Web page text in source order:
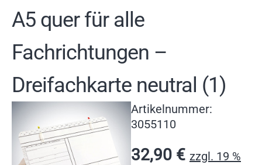
A5 quer für alle
Fachrichtungen –
Dreifachkarte neutral (1)
Artikelnummer:
3055110
32,90 € zzgl. 19 %